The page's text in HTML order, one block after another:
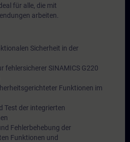
für alle, die mit
arbeiten.
Sicherheit in der
fehlersicherer SINAMICS G220
Funktionen im
Test der integrierten
Fehlerbehebung der
Funktionen und